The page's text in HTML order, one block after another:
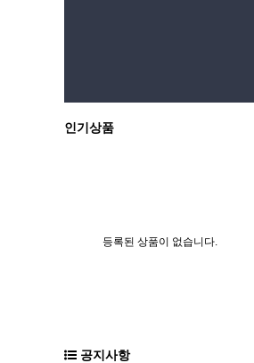
인기상품
등록된 상품이 없습니다.
공지사항